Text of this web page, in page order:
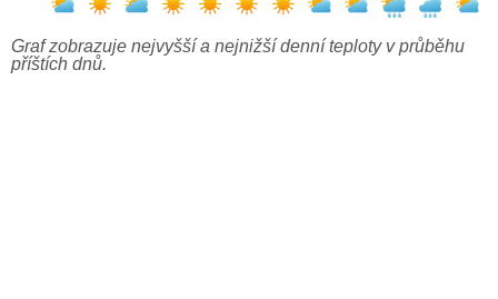
Graf zobrazuje nejvyšší a nejnižší denní teploty v průběhu
příštích dnů.